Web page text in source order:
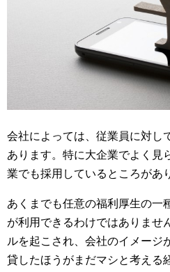
会社によっては、従業員に対し
あります。特に大企業でよく見
業でも採用しているところがあ
あくまでも任意の福利厚生の一
が利用できるわけではありませ
ルを起こされ、会社のイメージ
貸したほうがまだマシと考える